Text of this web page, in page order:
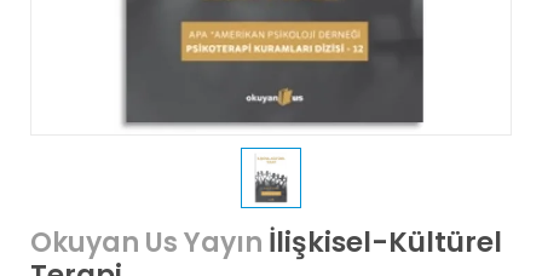
Okuyan Us Yayın İlişkisel-Kültürel